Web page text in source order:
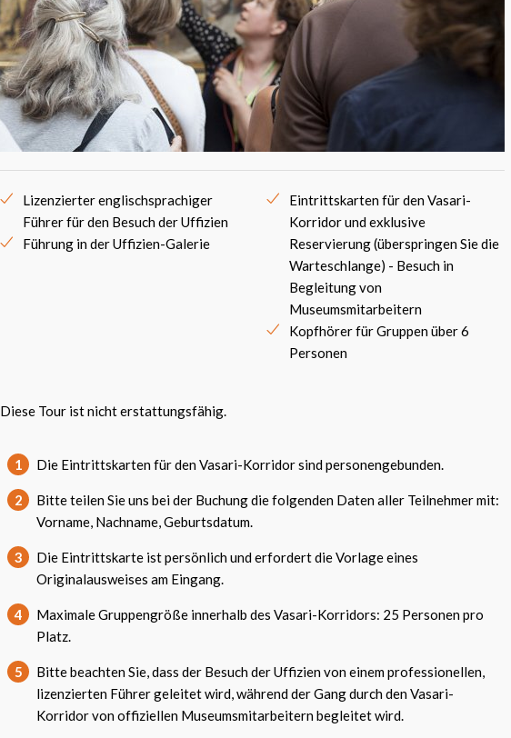
Lizenzierter englischsprachiger
Führer für den Besuch der Uffizien
Führung in der Uffizien-Galerie
Eintrittskarten für den Vasari-
Korridor und exklusive
Reservierung (überspringen Sie die
Warteschlange) - Besuch in
Begleitung von
Museumsmitarbeitern
Kopfhörer für Gruppen über 6
Personen
Diese Tour ist nicht erstattungsfähig.
1 Die Eintrittskarten für den Vasari-Korridor sind personengebunden.
2
Bitte teilen Sie uns bei der Buchung die folgenden Daten aller Teilnehmer mit:
Vorname, Nachname, Geburtsdatum.
3
Die Eintrittskarte ist persönlich und erfordert die Vorlage eines
Originalausweises am Eingang.
4
Maximale Gruppengröße innerhalb des Vasari-Korridors: 25 Personen pro
Platz.
5
Bitte beachten Sie, dass der Besuch der Uffizien von einem professionellen,
lizenzierten Führer geleitet wird, während der Gang durch den Vasari-
Korridor von offiziellen Museumsmitarbeitern begleitet wird.